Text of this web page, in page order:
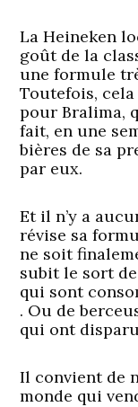
La Heineken
goût de la
une formule
Toutefois,
pour Bralima,
fait, en une
bières de sa
par eux.
Et il n’y a
révise sa
ne soit
subit le sort
qui sont
. Ou de
qui ont
Il convient de
monde qui